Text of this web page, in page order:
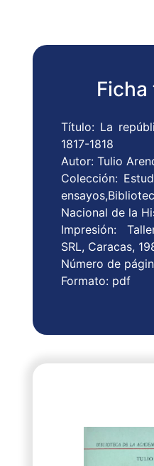
Título: La
1817-1818
Autor: Tulio
Colección:
Nacional de la
Impresión:
SRL, Caracas,
Número de
Formato: pdf